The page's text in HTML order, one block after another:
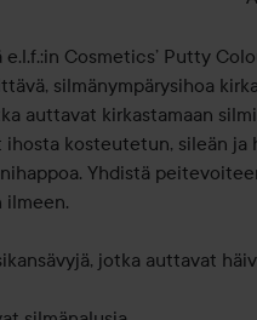
Cosmetics’ Putty
silmänympärysihoa
auttavat kirkastamaan
kosteutetun, sileän ja
Yhdistä
ilmeen.
jotka auttavat